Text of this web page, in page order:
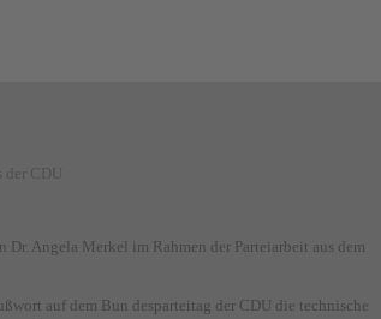
CDU
Angela Merkel im Rahmen der Parteiarbeit aus dem
auf dem Bun­ desparteitag der CDU die technische